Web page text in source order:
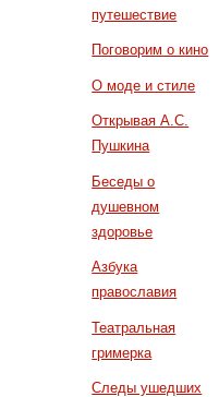
путешествие
Поговорим о кино
О моде и стиле
Открывая А.С.
Пушкина
Беседы о
душевном
здоровье
Азбука
православия
Театральная
гримерка
Следы ушедших